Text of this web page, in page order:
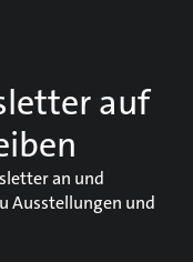
auf
an und
Ausstellungen und